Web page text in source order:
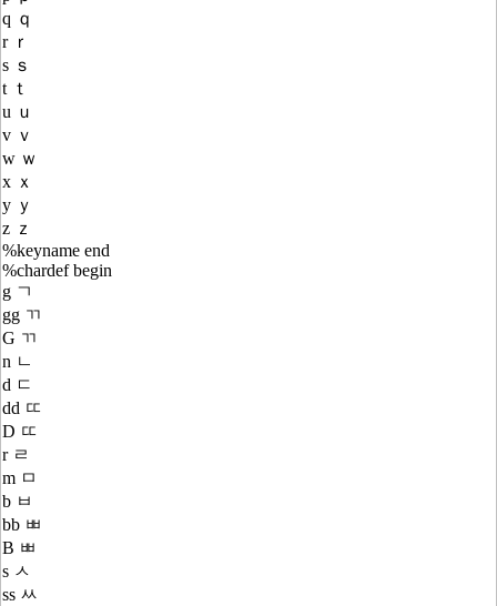
q ｑ
r ｒ
s ｓ
t ｔ
u ｕ
v ｖ
w ｗ
x ｘ
y ｙ
z ｚ
%keyname end
%chardef begin
g ㄱ
gg ㄲ
G ㄲ
n ㄴ
d ㄷ
dd ㄸ
D ㄸ
r ㄹ
m ㅁ
b ㅂ
bb ㅃ
B ㅃ
s ㅅ
ss ㅆ